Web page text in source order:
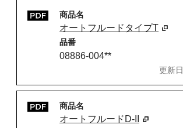
商品名
オートフルードタイプT
品番
08886-004**
更新日
商品名
オートフルードD-II